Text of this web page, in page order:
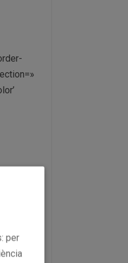
per